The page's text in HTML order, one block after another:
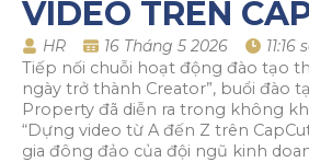
VIDEO TRÊN
HR 16 Tháng 5 2026 11:16
Tiếp nối chuỗi hoạt động đào tạo
ngày trở thành Creator”, buổi đào
Property đã diễn ra trong không
“Dựng video từ A đến Z trên
gia đông đảo của đội ngũ kinh